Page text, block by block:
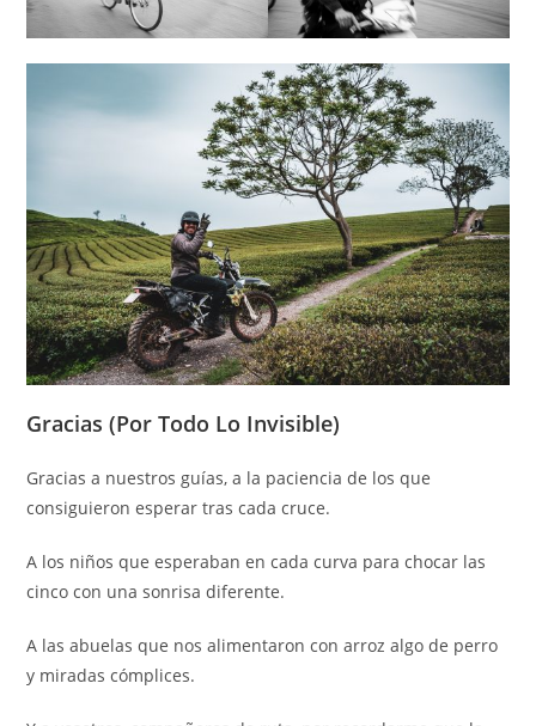
Gracias (Por Todo Lo Invisible)
Gracias a nuestros guías, a la paciencia de los que
consiguieron esperar tras cada cruce.
A los niños que esperaban en cada curva para chocar las
cinco con una sonrisa diferente.
A las abuelas que nos alimentaron con arroz algo de perro
y miradas cómplices.